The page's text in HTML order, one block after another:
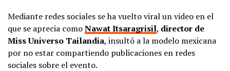
Mediante redes sociales se ha vuelto viral un video en el
que se aprecia comoNawat Itsaragrisil, director de
Miss Universo Tailandia, insultó a la modelo mexicana
por no estar compartiendo publicaciones en redes
sociales sobre el evento.